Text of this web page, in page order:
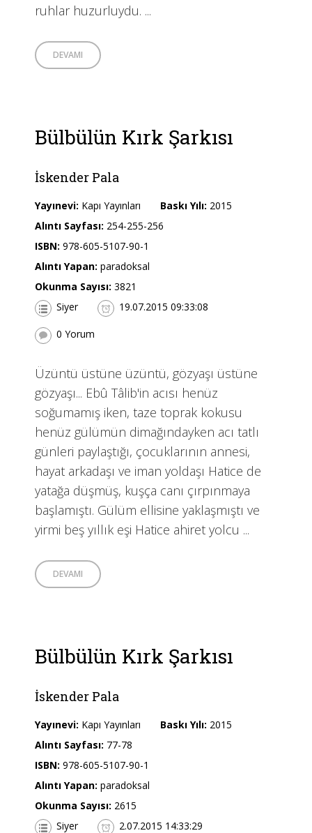
ruhlar huzurluydu. ...
DEVAMI
Bülbülün Kırk Şarkısı
İskender Pala
Yayınevi: Kapı Yayınları Baskı Yılı: 2015
Alıntı Sayfası: 254-255-256
ISBN: 978-605-5107-90-1
Alıntı Yapan: paradoksal
Okunma Sayısı: 3821
Siyer
19.07.2015 09:33:08
0 Yorum
Üzüntü üstüne üzüntü, gözyaşı üstüne
gözyaşı... Ebû Tâlib'in acısı henüz
soğumamış iken, taze toprak kokusu
henüz gülümün dimağındayken acı tatlı
günleri paylaştığı, çocuklarının annesi,
hayat arkadaşı ve iman yoldaşı Hatice de
yatağa düşmüş, kuşça canı çırpınmaya
başlamıştı. Gülüm ellisine yaklaşmıştı ve
yirmi beş yıllık eşi Hatice ahiret yolcu ...
DEVAMI
Bülbülün Kırk Şarkısı
İskender Pala
Yayınevi: Kapı Yayınları Baskı Yılı: 2015
Alıntı Sayfası: 77-78
ISBN: 978-605-5107-90-1
Alıntı Yapan: paradoksal
Okunma Sayısı: 2615
Siyer
2.07.2015 14:33:29